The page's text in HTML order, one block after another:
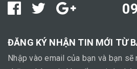
ĐĂNG KÝ NHẬN TIN MỚI TỪ
Nhập vào email của bạn và bạn